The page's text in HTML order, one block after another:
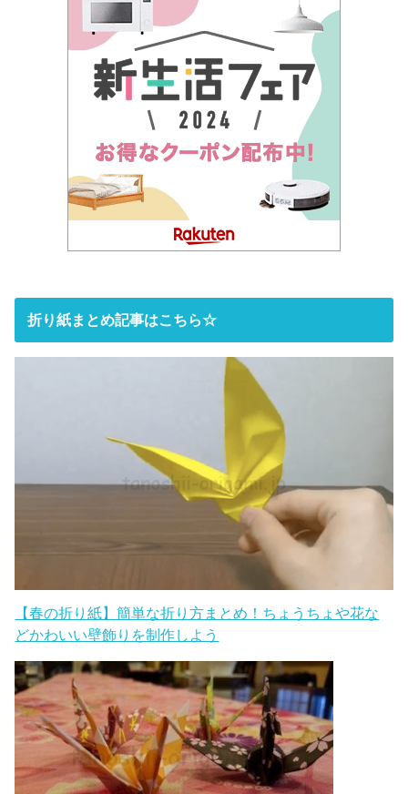
折り紙まとめ記事はこちら☆
【春の折り紙】簡単な折り方まとめ！ちょうちょや花な
どかわいい壁飾りを制作しよう